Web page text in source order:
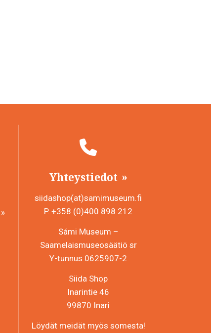
Yhteystiedot
siidashop(at)samimuseum.fi
P. +358 (0)400 898 212
Sámi Museum –
Saamelaismuseosäätiö sr
Y-tunnus 0625907-2
Siida Shop
Inarintie 46
99870 Inari
Löydät meidät myös somesta!